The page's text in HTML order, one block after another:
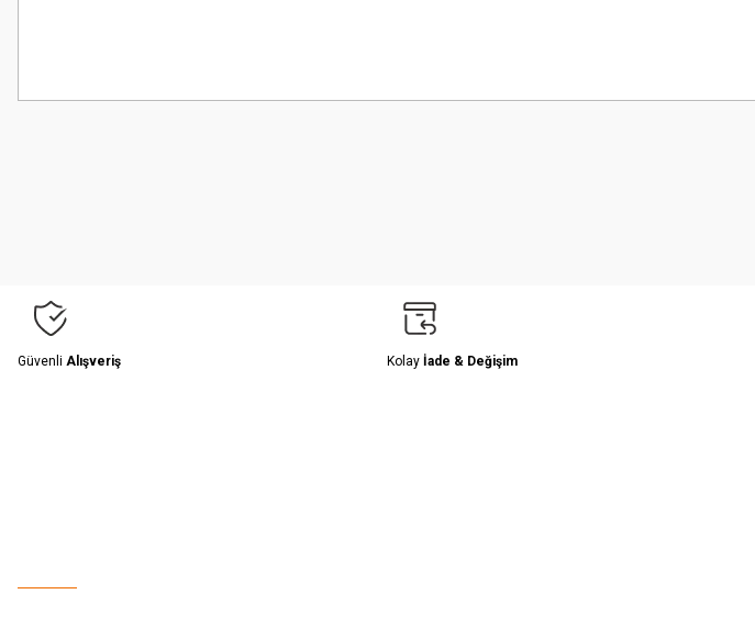
Güvenli Alışveriş Kolay İade & Değişim